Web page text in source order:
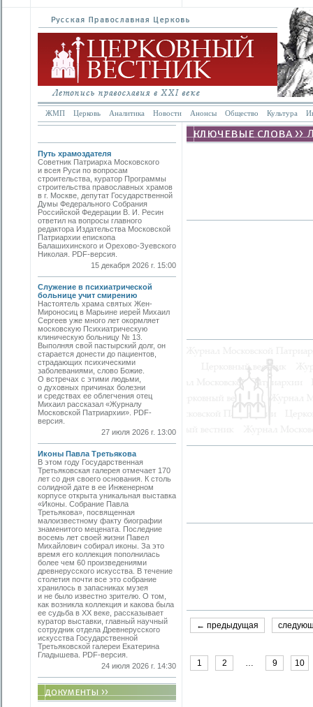
ЖМП Церковь Аналитика Новости Анонсы Общество Культура
Путь храмоздателя
Советник Патриарха Московского
и всея Руси по вопросам
строительства, куратор Программы
строительства православных храмов
в г. Москве, депутат Государственной
Думы Федерального Собрания
Российской Федерации В. И. Ресин
ответил на вопросы главного
редактора Издательства Московской
Патриархии епископа
Балашихинского и Орехово-Зуевского
Николая. PDF-версия.
15 декабря 2026 г. 15:00
Служение в психиатрической
больнице учит смирению
Настоятель храма святых Жен-
Мироносиц в Марьине иерей Михаил
Сергеев уже много лет окормляет
московскую Психиатрическую
клиническую больницу № 13.
Выполняя свой пастырский долг, он
старается донести до пациентов,
страдающих психическими
заболеваниями, слово Божие.
О встречах с этими людьми,
о духовных причинах болезни
и средствах ее облегчения отец
Михаил рассказал «Журналу
Московской Патриархии». PDF-
версия.
27 июля 2026 г. 13:00
Иконы Павла Третьякова
В этом году Государственная
Третьяковская галерея отмечает 170
лет со дня своего основания. К столь
солидной дате в ее Инженерном
корпусе открыта уникальная выставка
«Иконы. Собрание Павла
Третьякова», посвященная
малоизвестному факту биографии
знаменитого мецената. Последние
восемь лет своей жизни Павел
Михайлович собирал иконы. За это
время его коллекция пополнилась
более чем 60 произведениями
древнерусского искусства. В течение
столетия почти все это собрание
хранилось в запасниках музея
и не было известно зрителю. О том,
как возникла коллекция и какова была
ее судьба в ХХ веке, рассказывает
куратор выставки, главный научный
сотрудник отдела Древнерусского
искусства Государственной
Третьяковской галереи Екатерина
Гладышева. PDF-версия.
24 июля 2026 г. 14:30
← предыдущая
1 2 … 9 10